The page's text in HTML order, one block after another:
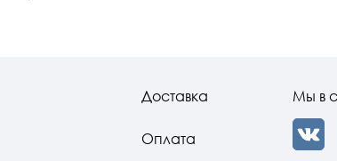
Доставка
Оплата
Мы в
VK